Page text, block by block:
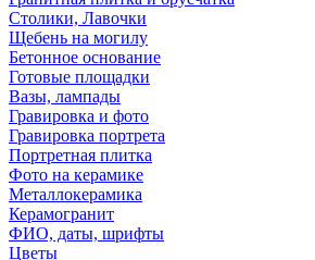
Столики, Лавочки
Щебень на могилу
Бетонное основание
Готовые площадки
Вазы, лампады
Гравировка и фото
Гравировка портрета
Портретная плитка
Фото на керамике
Металлокерамика
Керамогранит
ФИО, даты, шрифты
Цветы